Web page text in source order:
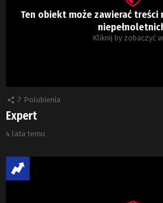
Ten obiekt może zawierać
Kliknij by zobaczyć
7 Polubienia
Expert
4 lata temu